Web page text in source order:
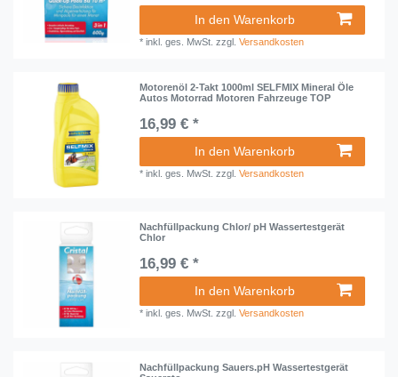
In den Warenkorb
*inkl. ges. MwSt. zzgl.Versandkosten
Motorenöl 2-Takt 1000ml SELFMIX Mineral Öle
Autos Motorrad Motoren Fahrzeuge TOP
16,99 € *
In den Warenkorb
*inkl. ges. MwSt. zzgl.Versandkosten
Nachfüllpackung Chlor/ pH Wassertestgerät
Chlor
16,99 € *
In den Warenkorb
*inkl. ges. MwSt. zzgl.Versandkosten
Nachfüllpackung Sauers.pH Wassertestgerät